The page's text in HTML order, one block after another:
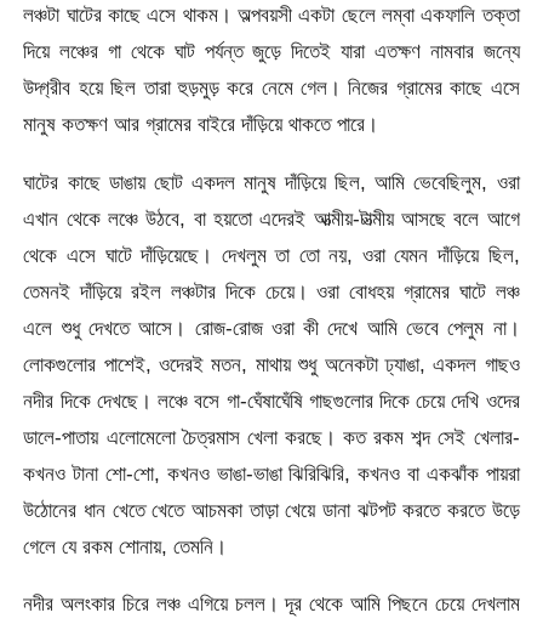
লঞ্চটা ঘাটের কাছে এসে থাকম। অল্পবয়সী একটা ছেলে লম্বা একফালি তক্তা
দিয়ে লঞ্চের গা থেকে ঘাট পর্যন্ত জুড়ে দিতেই যারা এতক্ষণ নামবার জন্যে
উদ্গ্রীব হয়ে ছিল তারা হুড়মুড় করে নেমে গেল। নিজের গ্রামের কাছে এসে
মানুষ কতক্ষণ আর গ্রামের বাইরে দাঁড়িয়ে থাকতে পারে।
ঘাটের কাছে ডাঙায় ছোট একদল মানুষ দাঁড়িয়ে ছিল, আমি ভেবেছিলুম, ওরা
এখান থেকে লঞ্চে উঠবে, বা হয়তো এদেরই আত্মীয়-টাত্মীয় আসছে বলে আগে
থেকে এসে ঘাটে দাঁড়িয়েছে। দেখলুম তা তো নয়, ওরা যেমন দাঁড়িয়ে ছিল,
তেমনই দাঁড়িয়ে রইল লঞ্চটার দিকে চেয়ে। ওরা বোধহয় গ্রামের ঘাটে লঞ্চ
এলে শুধু দেখতে আসে। রোজ-রোজ ওরা কী দেখে আমি ভেবে পেলুম না।
লোকগুলোর পাশেই, ওদেরই মতন, মাথায় শুধু অনেকটা ঢ্যাঙা, একদল গাছও
নদীর দিকে দেখছে। লঞ্চে বসে গা-ঘেঁষাঘেঁষি গাছগুলোর দিকে চেয়ে দেখি ওদের
ডালে-পাতায় এলোমেলো চৈত্রমাস খেলা করছে। কত রকম শব্দ সেই খেলার-
কখনও টানা শো-শো, কখনও ভাঙা-ভাঙা ঝিরিঝিরি, কখনও বা একঝাঁক পায়রা
উঠোনের ধান খেতে খেতে আচমকা তাড়া খেয়ে ডানা ঝটপট করতে করতে উড়ে
গেলে যে রকম শোনায়, তেমনি।
নদীর অলংকার চিরে লঞ্চ এগিয়ে চলল। দূর থেকে আমি পিছনে চেয়ে দেখলাম